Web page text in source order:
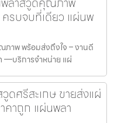
รบจบที่เดียว แผ่นพ
าพ พร้อมส่งถึงใจ – งานดี
—บริการจำหน่าย แผ่
ดศรีสะเกษ ขายส่งแผ่
คาถูก แผ่นพลา